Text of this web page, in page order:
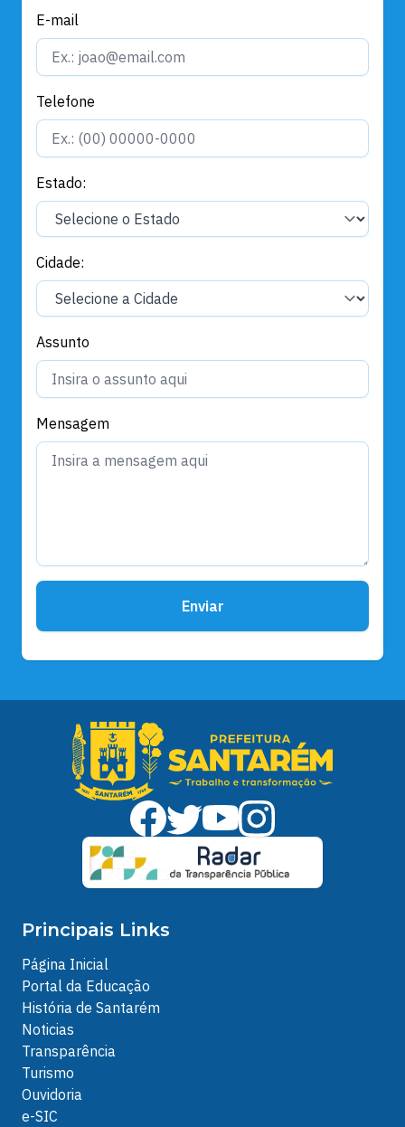
E-mail
Telefone
Estado:
Cidade:
Assunto
Mensagem
Enviar
Principais Links
Página Inicial
Portal da Educação
História de Santarém
Noticias
Transparência
Turismo
Ouvidoria
e-SIC